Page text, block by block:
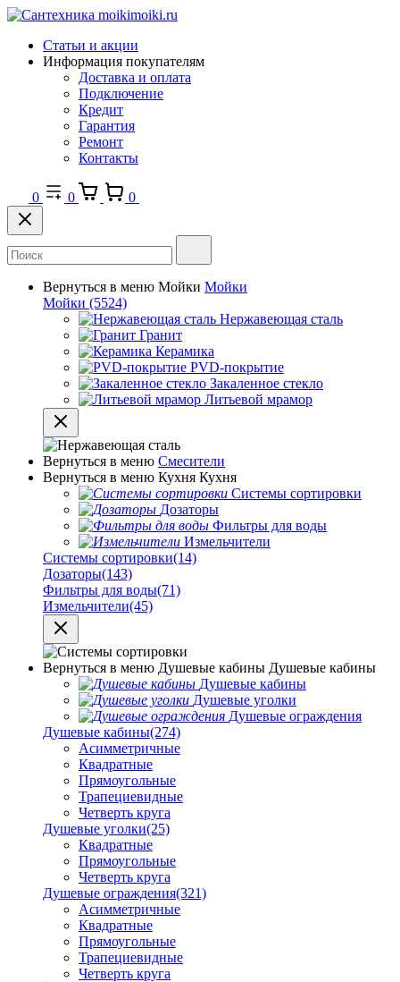
Статьи и акции
Информация покупателям
Доставка и оплата
Подключение
Кредит
Гарантия
Ремонт
Контакты
0 0 0
Вернуться в меню Мойки Мойки
Мойки (5524)
Нержавеющая сталь
Гранит
Керамика
PVD-покрытие
Закаленное стекло
Литьевой мрамор
Вернуться в меню Смесители
Вернуться в меню Кухня Кухня
Системы сортировки
Дозаторы
Фильтры для воды
Измельчители
Системы сортировки(14)
Дозаторы(143)
Фильтры для воды(71)
Измельчители(45)
Вернуться в меню Душевые кабины Душевые кабины
Душевые кабины
Душевые уголки
Душевые ограждения
Душевые кабины(274)
Асимметричные
Квадратные
Прямоугольные
Трапециевидные
Четверть круга
Душевые уголки(25)
Квадратные
Прямоугольные
Четверть круга
Душевые ограждения(321)
Асимметричные
Квадратные
Прямоугольные
Трапециевидные
Четверть круга